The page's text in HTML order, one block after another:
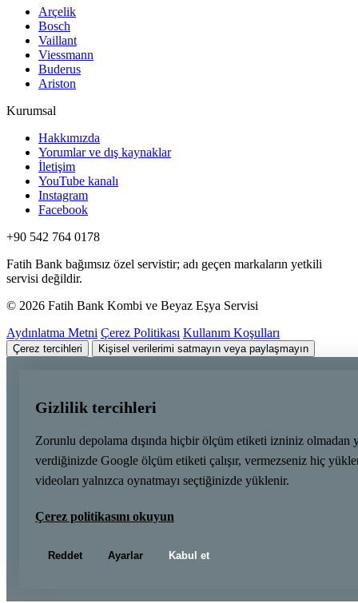
Arçelik
Bosch
Vaillant
Viessmann
Buderus
Ariston
Kurumsal
Hakkımızda
Yorumlar ve dış kaynaklar
İletişim
YouTube kanalı
Instagram
Facebook
+90 542 764 0178
Fatih Bank bağımsız özel servistir; adı geçen markaların yetkili
servisi değildir.
© 2026 Fatih Bank Kombi ve Beyaz Eşya Servisi
Aydınlatma Metni Çerez Politikası Kullanım Koşulları
Çerez tercihleri Kişisel verilerimi satmayın veya paylaşmayın
Gizlilik tercihleri
Zorunlu depolama dışında hiçbir ölçüm etiketi izniniz olmadan
verdiğinizde Google ölçüm etiketi çalışır, vermezseniz hiç
videoları yalnızca oynatmayı seçtiğinizde yüklenir.
Çerez politikasını okuyun
Reddet Ayarlar Kabul et